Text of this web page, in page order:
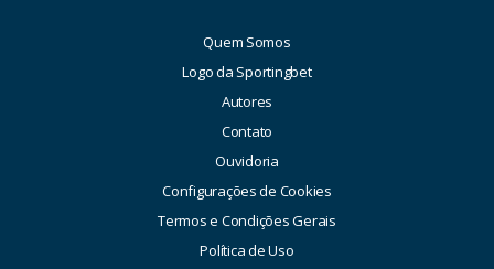
Quem Somos
Logo da Sportingbet
Autores
Contato
Ouvidoria
Configurações de Cookies
Termos e Condições Gerais
Política de Uso